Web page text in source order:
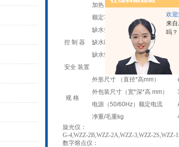
欢迎
来
吗？
加热 器
额定功率
控 制 器
缺水报警 ×
缺水断电
缺水恢复
安全 装置
规 格
外形尺寸 （直径*高mm）
外包装尺寸（宽*深*高 mm）
电源（50/60Hz）额定电流
净重/毛重kg
旋光仪：
G-4,WZZ-2B,WZZ-2A,WZZ-3,WZZ-2S,WZZ-
数字熔点仪：